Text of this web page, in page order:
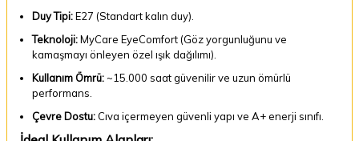
Duy Tipi:E27 (Standart kalın duy).
Teknoloji:MyCare EyeComfort (Göz yorgunluğunu ve
kamaşmayı önleyen özel ışık dağılımı).
Kullanım Ömrü:~15.000 saat güvenilir ve uzun ömürlü
performans.
Çevre Dostu: Cıva içermeyen güvenli yapı ve A+ enerji sınıfı.